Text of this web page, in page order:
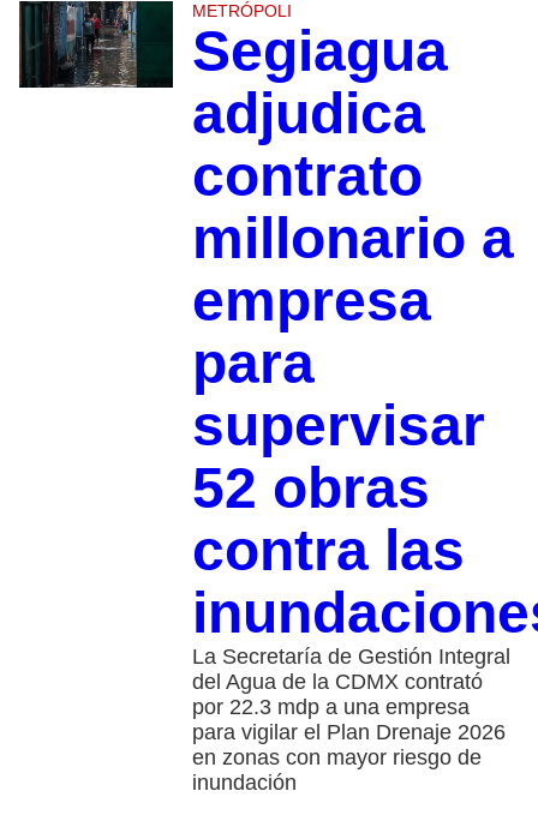
METRÓPOLI
Segiagua
adjudica
contrato
millonario a
empresa
para
supervisar
52 obras
contra las
La Secretaría de Gestión Integral
del Agua de la CDMX contrató
por 22.3 mdp a una empresa
para vigilar el Plan Drenaje 2026
en zonas con mayor riesgo de
inundación